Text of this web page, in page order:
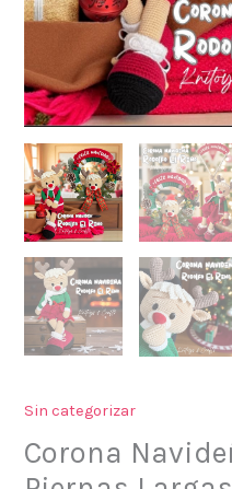
Sin categorizar
Corona